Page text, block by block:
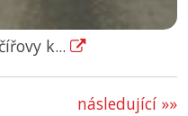
k...
následující »»